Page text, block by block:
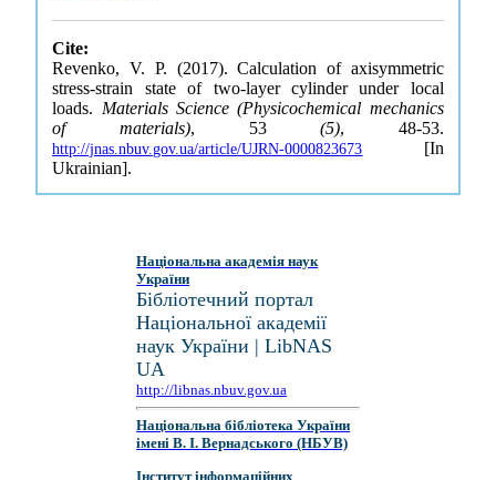
Cite:
Revenko, V. P. (2017). Calculation of axisymmetric
stress-strain state of two-layer cylinder under local
loads. Materials Science (Physicochemical mechanics
of materials), 53(5), 48-53.
http://jnas.nbuv.gov.ua/article/UJRN-0000823673 [In
Ukrainian].
Національна академія наук
України
Бібліотечний портал
Національної академії
наук України | LibNAS
UA
http://libnas.nbuv.gov.ua
Національна бібліотека України
імені В. І. Вернадського (НБУВ)
Інститут інформаційних